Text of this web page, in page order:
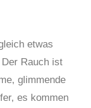
etwas
Rauch ist
glimmende
es kommen